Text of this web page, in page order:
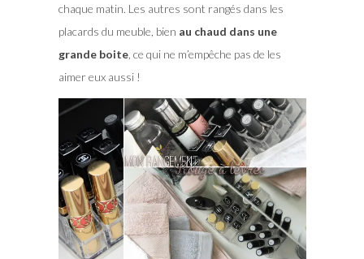
chaque matin. Les autres sont rangés dans les
placards du meuble, bien au chaud dans une
grande boite, ce qui ne m’empêche pas de les
aimer eux aussi !